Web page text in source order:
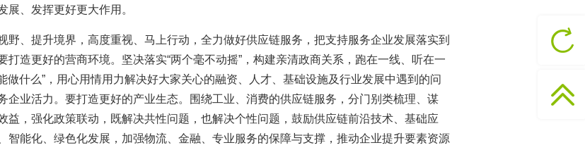
、发挥更好更大作用。
野、提升境界，高度重视、马上行动，全力做好供应链服务，把支持服务企业发展落实到
造更好的营商环境。坚决落实“两个毫不动摇”，构建亲清政商关系，跑在一线、听在一
做什么”，用心用情用力解决好大家关心的融资、人才、基础设施及行业发展中遇到的问
企业活力。要打造更好的产业生态。围绕工业、消费的供应链服务，分门别类梳理、谋
益，强化政策联动，既解决共性问题，也解决个性问题，鼓励供应链前沿技术、基础应
智能化、绿色化发展，加强物流、金融、专业服务的保障与支撑，推动企业提升要素资源